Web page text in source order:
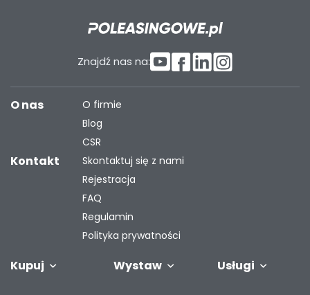
Znajdź nas na:
Kupuj Wystaw Usługi
O nas
O firmie
Blog
CSR
Kontakt
Skontaktuj się z nami
Rejestracja
FAQ
Regulamin
Polityka prywatności